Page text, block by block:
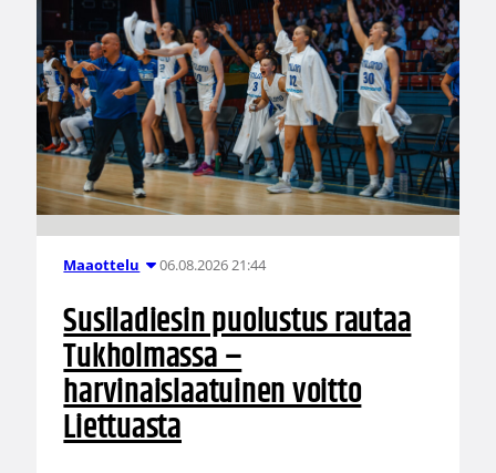
Maaottelu 06.08.2026 21:44
Susiladiesin puolustus rautaa
Tukholmassa –
harvinaislaatuinen voitto
Liettuasta